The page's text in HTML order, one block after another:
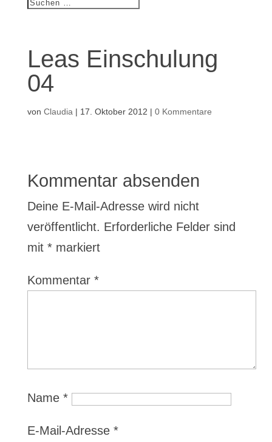
Leas Einschulung
04
von Claudia | 17. Oktober 2012 | 0 Kommentare
Kommentar absenden
Deine E-Mail-Adresse wird nicht
veröffentlicht. Erforderliche Felder sind
mit *markiert
Kommentar *
Name *
E-Mail-Adresse *